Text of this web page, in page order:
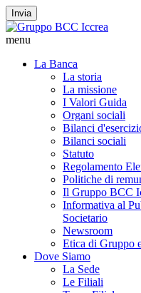
Invia
menu
La Banca
La storia
La missione
I Valori Guida
Organi sociali
Bilanci
Bilanci sociali
Statuto
Regolamento
Politiche di
Il Gruppo BCC
Informativa al
Societario
Newsroom
Etica di Gruppo
Dove Siamo
La Sede
Le Filiali